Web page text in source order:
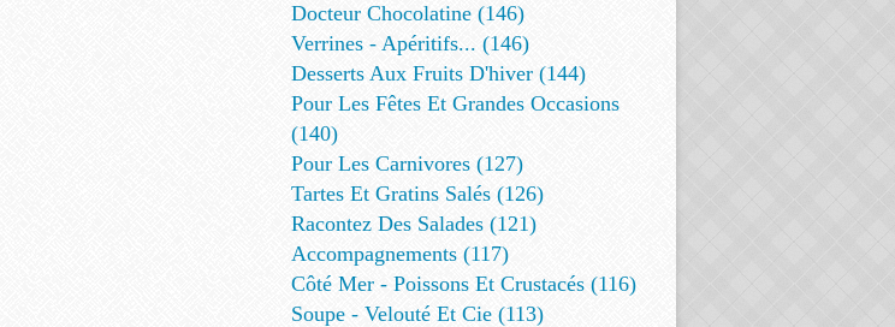
Docteur Chocolatine (146)
Verrines - Apéritifs... (146)
Desserts Aux Fruits D'hiver (144)
Pour Les Fêtes Et Grandes Occasions
(140)
Pour Les Carnivores (127)
Tartes Et Gratins Salés (126)
Racontez Des Salades (121)
Accompagnements (117)
Côté Mer - Poissons Et Crustacés (116)
Soupe - Velouté Et Cie (113)